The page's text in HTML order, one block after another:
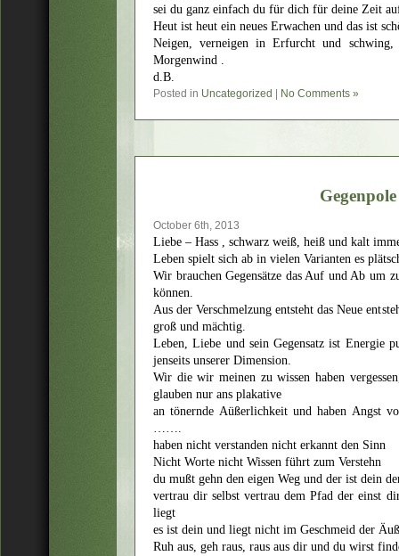
sei du ganz einfach du für dich für deine Zeit
Heut ist heut ein neues Erwachen und das ist
Neigen, verneigen in Erfurcht und
Morgenwind .
d.B.
Posted in Uncategorized | No Comments »
Gegenpole
October 6th, 2013
Liebe – Hass , schwarz weiß, heiß und kalt
Leben spielt sich ab in vielen Varianten es
Wir brauchen Gegensätze das Auf und Ab um
können.
Aus der Verschmelzung entsteht das Neue
groß und mächtig.
Leben, Liebe und sein Gegensatz ist Energie
jenseits unserer Dimension.
Wir die wir meinen zu wissen haben
glauben nur ans plakative
an tönernde Aüßerlichkeit und haben Angst
…….
haben nicht verstanden nicht erkannt den Sinn
Nicht Worte nicht Wissen führt zum Verstehn
du mußt gehn den eigen Weg und der ist dein
vertrau dir selbst vertrau dem Pfad der einst
liegt
es ist dein und liegt nicht im Geschmeid der
Ruh aus, geh raus, raus aus dir und du wirst